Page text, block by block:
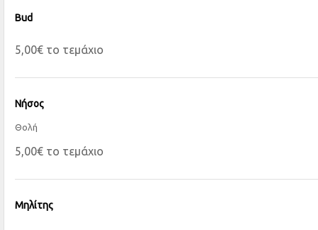
Bud
5,00€ το τεμάχιο
Νήσος
Θολή
5,00€ το τεμάχιο
Μηλίτης